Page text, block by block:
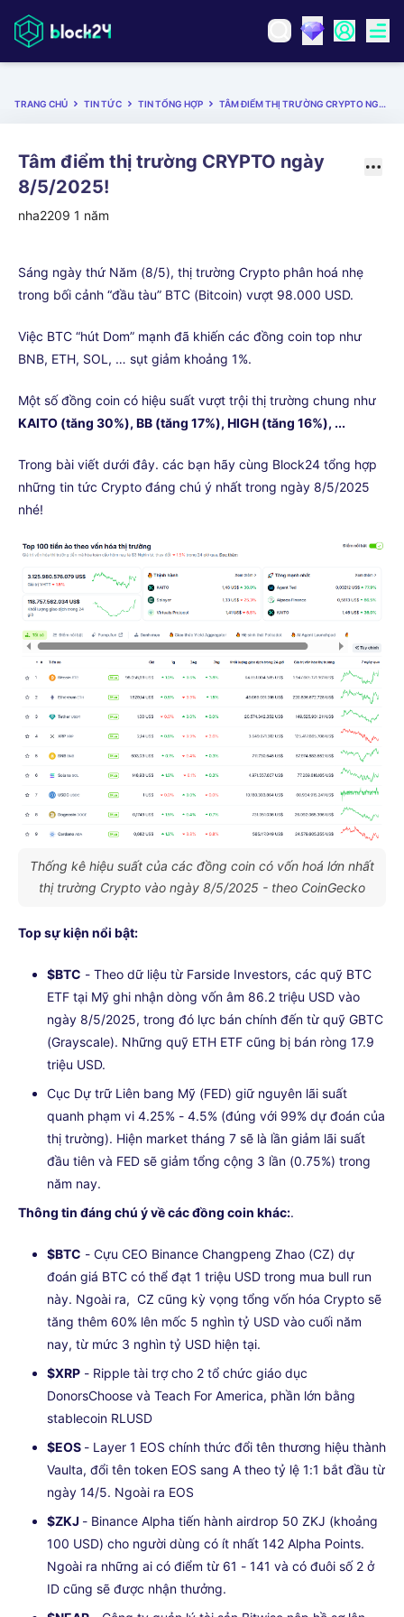
TRANG CHỦ TIN TỨC TIN TỔNG HỢP TÂM ĐIỂM THỊ TRƯỜNG CRYPTO NGÀY 8/5/2025!
Tâm điểm thị trường CRYPTO ngày
8/5/2025!
nha2209 1 năm
Sáng ngày thứ Năm (8/5), thị trường Crypto phân hoá nhẹ
trong bối cảnh “đầu tàu” BTC (Bitcoin) vượt 98.000 USD.
Việc BTC “hút Dom” mạnh đã khiến các đồng coin top như
BNB, ETH, SOL, … sụt giảm khoảng 1%.
Một số đồng coin có hiệu suất vượt trội thị trường chung như
KAITO (tăng 30%), BB (tăng 17%), HIGH (tăng 16%), ...
Trong bài viết dưới đây. các bạn hãy cùng Block24 tổng hợp
những tin tức Crypto đáng chú ý nhất trong ngày 8/5/2025
nhé!
Thống kê hiệu suất của các đồng coin có vốn hoá lớn nhất
thị trường Crypto vào ngày 8/5/2025 - theo CoinGecko
Top sự kiện nổi bật:
$BTC - Theo dữ liệu từ Farside Investors, các quỹ BTC
ETF tại Mỹ ghi nhận dòng vốn âm 86.2 triệu USD vào
ngày 8/5/2025, trong đó lực bán chính đến từ quỹ GBTC
(Grayscale). Những quỹ ETH ETF cũng bị bán ròng 17.9
triệu USD.
Cục Dự trữ Liên bang Mỹ (FED) giữ nguyên lãi suất
quanh phạm vi 4.25% - 4.5% (đúng với 99% dự đoán của
thị trường). Hiện market tháng 7 sẽ là lần giảm lãi suất
đầu tiên và FED sẽ giảm tổng cộng 3 lần (0.75%) trong
năm nay.
Thông tin đáng chú ý về các đồng coin khác:.
$BTC - Cựu CEO Binance Changpeng Zhao (CZ) dự
đoán giá BTC có thể đạt 1 triệu USD trong mua bull run
này. Ngoài ra, CZ cũng kỳ vọng tổng vốn hóa Crypto sẽ
tăng thêm 60% lên mốc 5 nghìn tỷ USD vào cuối năm
nay, từ mức 3 nghìn tỷ USD hiện tại.
$XRP - Ripple tài trợ cho 2 tổ chức giáo dục
DonorsChoose và Teach For America, phần lớn bằng
stablecoin RLUSD
$EOS - Layer 1 EOS chính thức đổi tên thương hiệu thành
Vaulta, đổi tên token EOS sang A theo tỷ lệ 1:1 bắt đầu từ
ngày 14/5. Ngoài ra EOS
$ZKJ - Binance Alpha tiến hành airdrop 50 ZKJ (khoảng
100 USD) cho người dùng có ít nhất 142 Alpha Points.
Ngoài ra những ai có điểm từ 61 - 141 và có đuôi số 2 ở
ID cũng sẽ được nhận thưởng.